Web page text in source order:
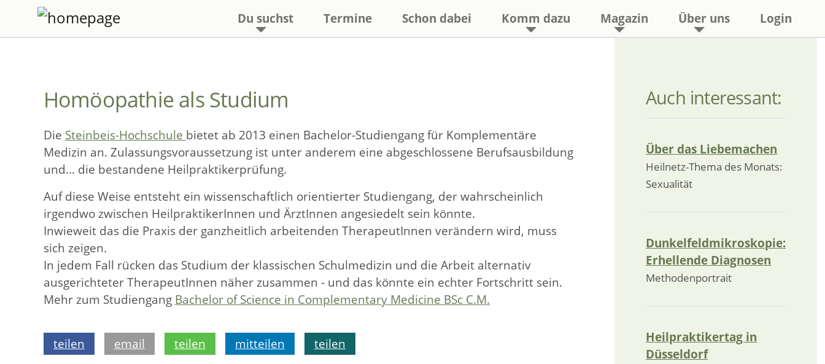
Du suchst Termine Schon dabei Komm dazu Magazin Über uns Login
Homöopathie als Studium
Die Steinbeis-Hochschule bietet ab 2013 einen Bachelor-Studiengang für Komplementäre
Medizin an. Zulassungsvoraussetzung ist unter anderem eine abgeschlossene Berufsausbildung
und... die bestandene Heilpraktikerprüfung.
Auf diese Weise entsteht ein wissenschaftlich orientierter Studiengang, der wahrscheinlich
irgendwo zwischen HeilpraktikerInnen und ÄrztInnen angesiedelt sein könnte.
Inwieweit das die Praxis der ganzheitlich arbeitenden TherapeutInnen verändern wird, muss
sich zeigen.
In jedem Fall rücken das Studium der klassischen Schulmedizin und die Arbeit alternativ
ausgerichteter TherapeutInnen näher zusammen - und das könnte ein echter Fortschritt sein.
Mehr zum Studiengang Bachelor of Science in Complementary Medicine BSc C.M.
teilen email teilen mitteilen teilen
Auch interessant:
Über das Liebemachen
Heilnetz-Thema des Monats:
Sexualität
Dunkelfeldmikroskopie:
Erhellende Diagnosen
Methodenportrait
Heilpraktikertag in
Düsseldorf